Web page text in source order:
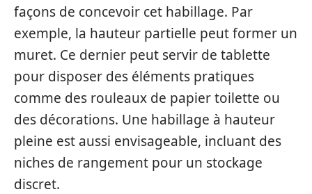
façons de concevoir cet habillage. Par
exemple, la hauteur partielle peut former un
muret. Ce dernier peut servir de tablette
pour disposer des éléments pratiques
comme des rouleaux de papier toilette ou
des décorations. Une habillage à hauteur
pleine est aussi envisageable, incluant des
niches de rangement pour un stockage
discret.